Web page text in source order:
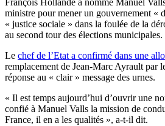
François Hollande a nommé Manuel
ministre pour mener un gouvernement «
« justice sociale » dans la foulée de la
au second tour des élections municipales.
Le chef de l’Etat a confirmé dans une
remplacement de Jean-Marc Ayrault par
réponse au « clair » message des urnes.
« Il est temps aujourd’hui d’ouvrir une
confié à Manuel Valls la mission de
France, il en a les qualités », a-t-il dit.